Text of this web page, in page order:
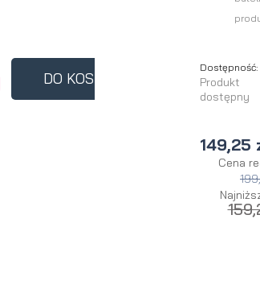
DO KOSZYKA
Dostępność:
Produkt
dostępny
149,25
Cena